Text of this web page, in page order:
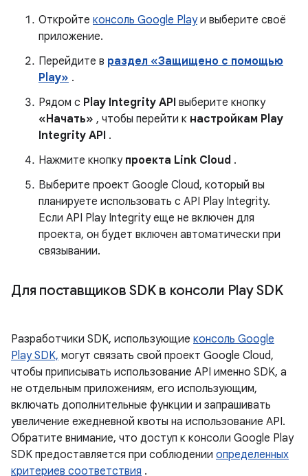
Откройте консоль Google Playи выберите своё
приложение.
Перейдите в раздел «Защищено с помощью
Play» .
Рядом с Play Integrity API выберите кнопку
«Начать» , чтобы перейти к настройкам Play
Integrity API .
Нажмите кнопку проекта Link Cloud .
Выберите проект Google Cloud, который вы
планируете использовать с API Play Integrity.
Если API Play Integrity еще не включен для
проекта, он будет включен автоматически при
связывании.
Для поставщиков SDK в консоли Play SDK
Разработчики SDK, использующие консоль Google
Play SDK, могут связать свой проект Google Cloud,
чтобы приписывать использование API именно SDK, а
не отдельным приложениям, его использующим,
включать дополнительные функции и запрашивать
увеличение ежедневной квоты на использование API.
Обратите внимание, что доступ к консоли Google Play
SDK предоставляется при соблюдении определенных
критериев соответствия .